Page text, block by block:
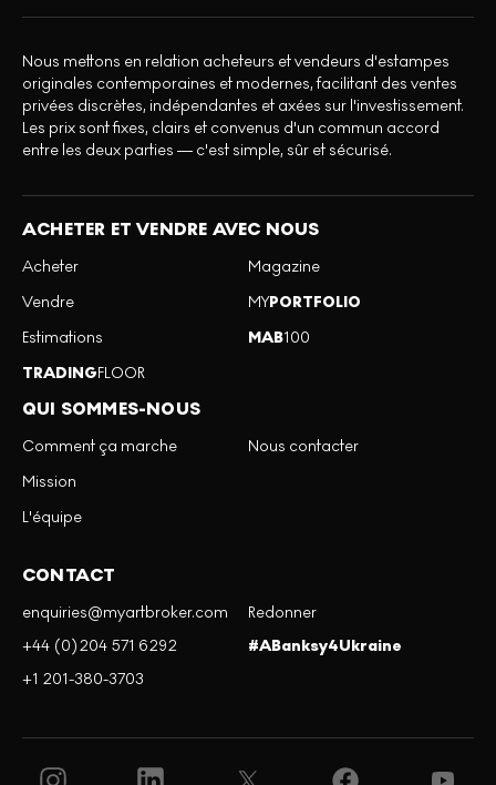
Nous mettons en relation acheteurs et vendeurs d'estampes
originales contemporaines et modernes, facilitant des ventes
privées discrètes, indépendantes et axées sur l'investissement.
Les prix sont fixes, clairs et convenus d'un commun accord
entre les deux parties — c'est simple, sûr et sécurisé.
ACHETER ET VENDRE AVEC NOUS
Acheter
Vendre
Estimations
TRADINGFLOOR
Magazine
MYPORTFOLIO
MAB100
QUI SOMMES-NOUS
Comment ça marche
Mission
L'équipe
Nous contacter
CONTACT
enquiries@myartbroker.com
+44 (0)204 571 6292
+1 201-380-3703
Redonner
#ABanksy4Ukraine